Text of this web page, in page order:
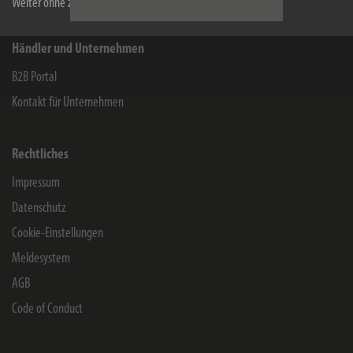
Weiter ohne zu akzeptieren
Händler und Unternehmen
B2B Portal
Kontakt für Unternehmen
Rechtliches
Impressum
Datenschutz
Cookie-Einstellungen
Meldesystem
AGB
Code of Conduct